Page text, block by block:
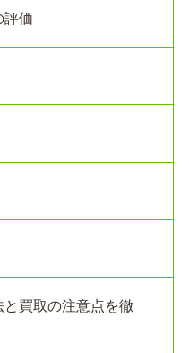
評価
買取の注意点を徹